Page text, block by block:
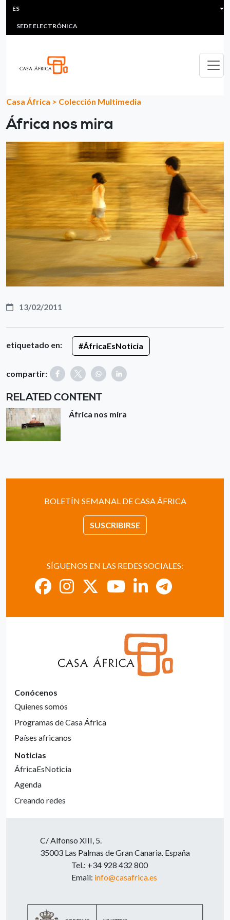
Pasar al contenido principal
HEADER MENU
MULTIMEDIA
SEDE ELECTRÓNICA
ES
Casa África > Colección Multimedia
África nos mira
13/02/2011
etiquetado en: #ÁfricaEsNoticia
compartir:
RELATED CONTENT
África nos mira
BOLETÍN SEMANAL DE CASA ÁFRICA
SUSCRIBIRSE
SÍGUENOS EN LAS REDES SOCIALES:
Conócenos
Quienes somos
Programas de Casa África
Países africanos
Noticias
ÁfricaEsNoticia
Agenda
Creando redes
C/ Alfonso XIII, 5.
35003 Las Palmas de Gran Canaria. España
Tel.: +34 928 432 800
Email: info@casafrica.es